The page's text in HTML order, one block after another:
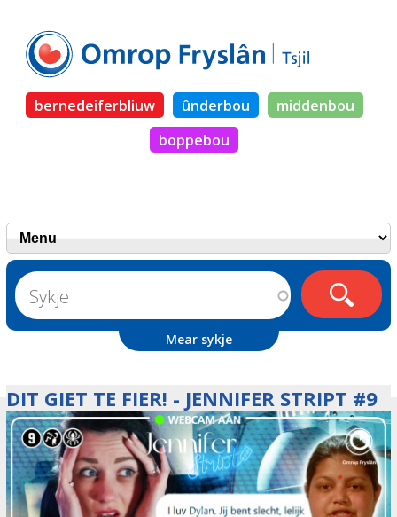
bernedeiferbliuw ûnderbou
middenbou
boppebou
Mear sykje
DIT GIET TE FIER! - JENNIFER STRIPT #9